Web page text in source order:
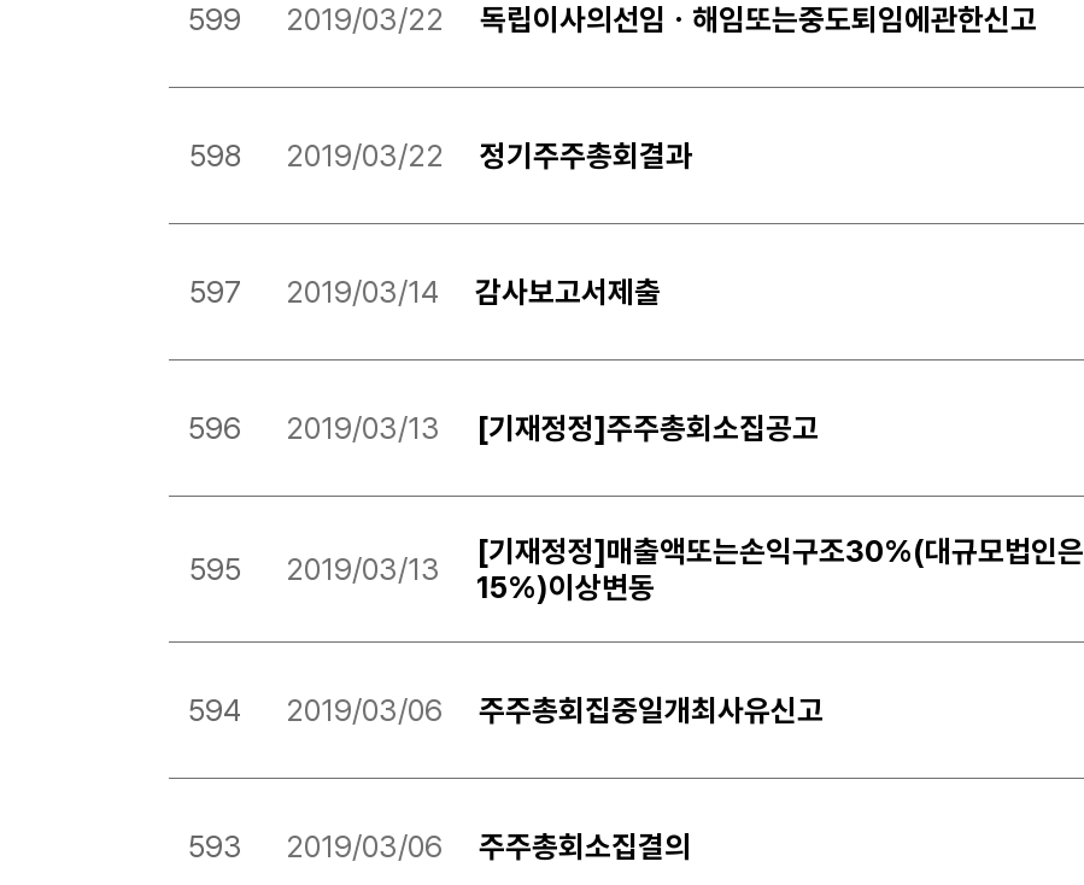
599 2019/03/22 독립이사의선임ㆍ해임또는중도퇴임에관한신고
598 2019/03/22 정기주주총회결과
597 2019/03/14 감사보고서제출
596 2019/03/13 [기재정정]주주총회소집공고
595 2019/03/13
[기재정정]매출액또는손익구조30%(대규모법인은
15%)이상변동
594 2019/03/06 주주총회집중일개최사유신고
593 2019/03/06 주주총회소집결의